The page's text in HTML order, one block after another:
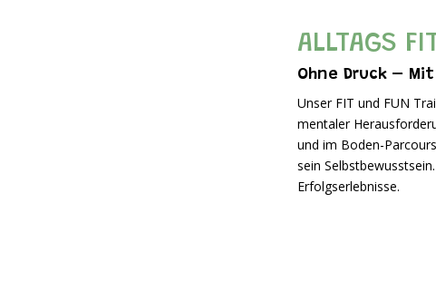
ALLTAGS
Ohne Druck –
Unser FIT und FUN
mentaler
und im Boden-
sein
Erfolgserlebnisse.